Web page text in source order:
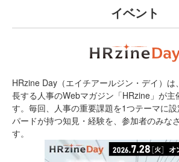
イベント
HRzine Day（エイチアールジン・デイ）
長する人事のWebマガジン「HRzine」が主
す。毎回、人事の重要課題を1つテーマに
パードが持つ知見・経験を、参加者のみな
す。